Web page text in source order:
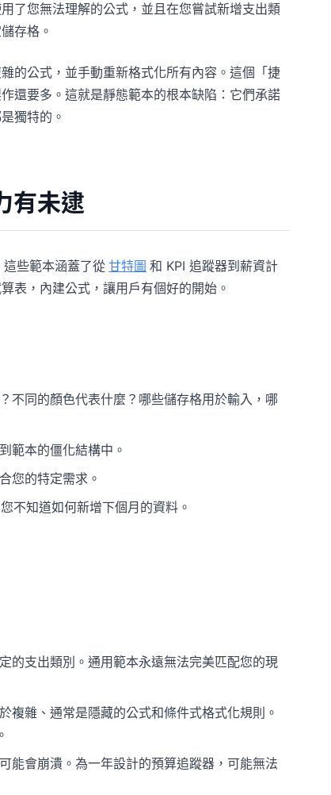
了您無法理解的公式，並且在您嘗試新增支出類
存格。
的公式，並手動重新格式化所有內容。這個「捷
還要多。這就是靜態範本的根本缺陷：它們承諾
獨特的。
有未逮
些範本涵蓋了從甘特圖 和 KPI 追蹤器到薪資計
表，內建公式，讓用戶有個好的開始。
不同的顏色代表什麼？哪些儲存格用於輸入，哪
範本的僵化結構中。
您的特定需求。
不知道如何新增下個月的資料。
的支出類別。通用範本永遠無法完美匹配您的現
複雜、通常是隱藏的公式和條件式格式化規則。
能會崩潰。為一年設計的預算追蹤器，可能無法